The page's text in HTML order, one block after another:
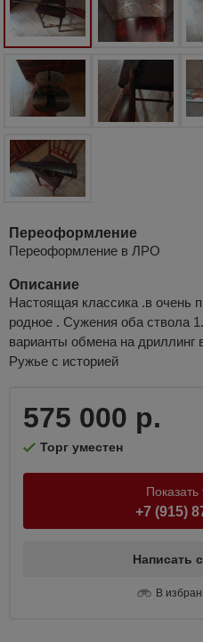
Переоформление
Переоформление в ЛРО
Описание
Настоящая классика .в очень
родное . Сужения оба ствола
варианты обмена на дриллинг
Ружье с историей
575 000 р.
Торг уместен
+7 (915)
Написать
В